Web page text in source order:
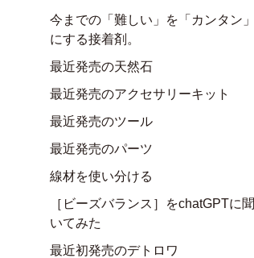
今までの「難しい」を「カンタン」
にする接着剤。
最近発売の天然石
最近発売のアクセサリーキット
最近発売のツール
最近発売のパーツ
線材を使い分ける
［ビーズバランス］をchatGPTに聞
いてみた
最近初発売のデトロワ